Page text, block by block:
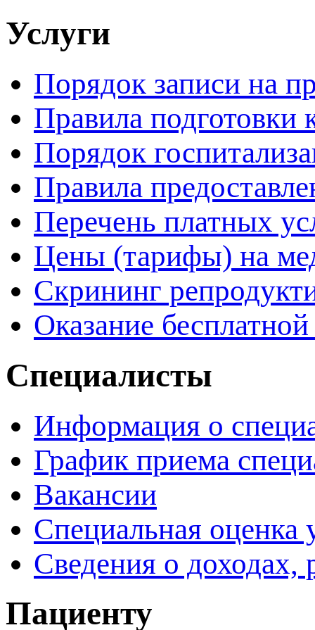
Услуги
Порядок записи на
Правила подготовки
Порядок
Правила
Перечень платных
Цены (тарифы) на
Скрининг
Оказание
Специалисты
Информация о
График приема
Вакансии
Специальная оценка
Сведения о доходах,
Пациенту